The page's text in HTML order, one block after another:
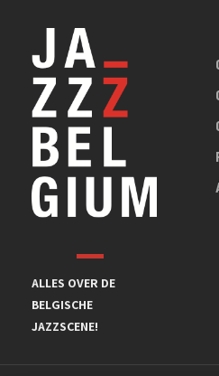
ALLES OVER DE
BELGISCHE
JAZZSCENE!